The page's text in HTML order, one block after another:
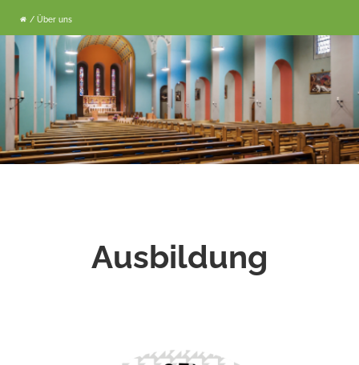
/ Über uns
Ausbildung